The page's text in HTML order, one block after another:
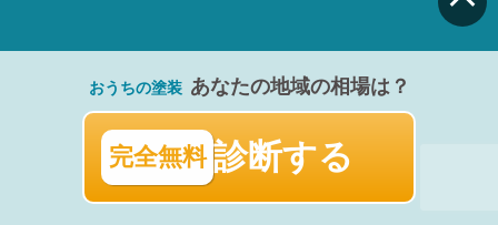
おうちの塗装 あなたの地域の相場は？
完全無料 診断する